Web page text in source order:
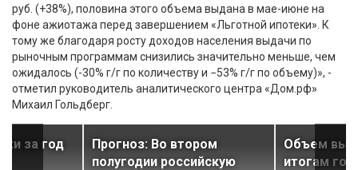
руб. (+38%), половина этого объема выдана в мае-июне на
фоне ажиотажа перед завершением «Льготной ипотеки». К
тому же благодаря росту доходов населения выдачи по
рыночным программам снизились значительно меньше, чем
ожидалось (-30% г/г по количеству и −53% г/г по объему)», -
отметил руководитель аналитического центра «Дом.рф»
Михаил Гольдберг.
за год
Прогноз: Во втором
полугодии российскую
Объем
итогам